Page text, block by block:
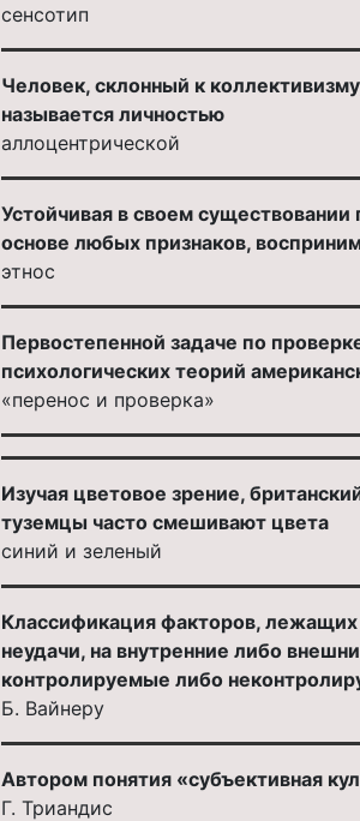
сенсотип
Человек, склонный к
называется личностью
аллоцентрической
Устойчивая в своем
основе любых признаков,
этнос
Первостепенной задаче по
психологических теорий
«перенос и проверка»
Изучая цветовое зрение,
туземцы часто смешивают цвета
синий и зеленый
Классификация факторов,
неудачи, на внутрен­ние либо
контролируемые либо
Б. Вайнеру
Автором понятия «субъективная
Г. Триандис